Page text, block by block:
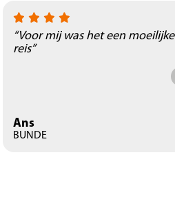
“Voor mij was het een moeilijke
reis”
Ans
BUNDE